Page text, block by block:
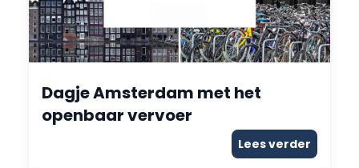
Dagje Amsterdam met het
openbaar vervoer
Lees verder